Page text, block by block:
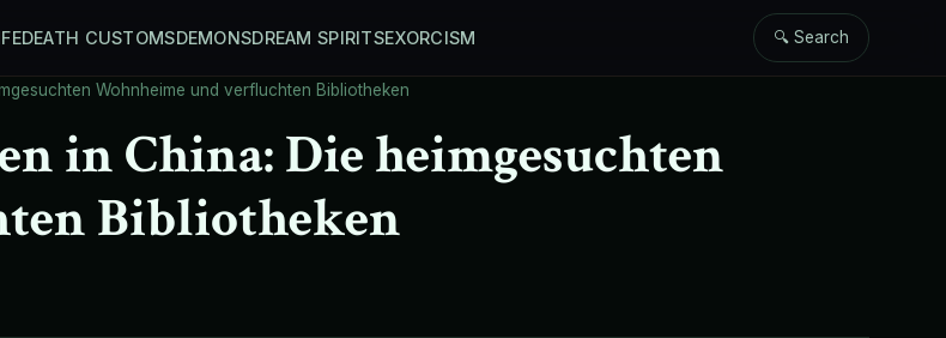
DEATH CUSTOMSDEMONSDREAM SPIRITSEXORCISM 🔍 Search
Wohnheime und verfluchten Bibliotheken
in China: Die heimgesuchten
Bibliotheken